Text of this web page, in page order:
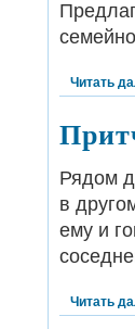
Читать
Рядом
в
ему и
Читать